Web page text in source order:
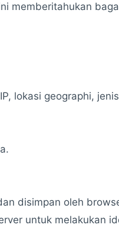
memberitahukan
lokasi geographi,
disimpan oleh
untuk melakukan